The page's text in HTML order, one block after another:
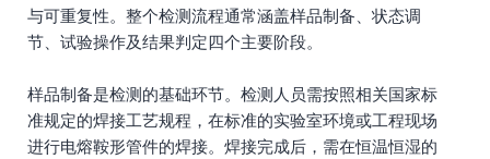
与可重复性。整个检测流程通常涵盖样品制备、状态调
节、试验操作及结果判定四个主要阶段。
样品制备是检测的基础环节。检测人员需按照相关国家标
准规定的焊接工艺规程，在标准的实验室环境或工程现场
进行电熔鞍形管件的焊接。焊接完成后，需在恒温恒湿的